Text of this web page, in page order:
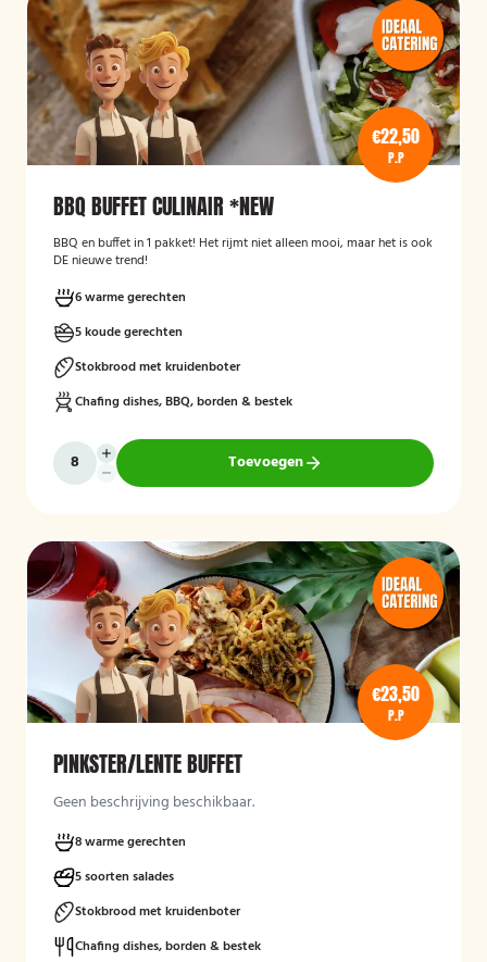
€22,50
P.P
BBQ BUFFET CULINAIR *NEW
BBQ en buffet in 1 pakket! Het rijmt niet alleen mooi, maar het is ook
DE nieuwe trend!
6 warme gerechten
5 koude gerechten
Stokbrood met kruidenboter
Chafing dishes, BBQ, borden & bestek
Toevoegen
€23,50
P.P
PINKSTER/LENTE BUFFET
Geen beschrijving beschikbaar.
8 warme gerechten
5 soorten salades
Stokbrood met kruidenboter
Chafing dishes, borden & bestek